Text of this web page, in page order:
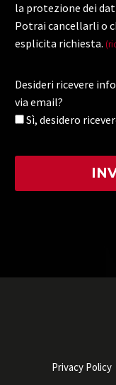
la protezione dei
Potrai cancellarli o
esplicita richiesta.
Desideri ricevere
via email?
Sì, desidero
Privacy Policy